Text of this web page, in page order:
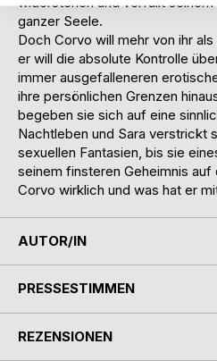
ganzer Seele.
Doch Corvo will mehr von ihr
er will die absolute Kontrolle
immer ausgefalleneren
ihre persönlichen Grenzen
begeben sie sich auf eine
Nachtleben und Sara verstrickt
sexuellen Fantasien, bis sie
seinem finsteren Geheimnis
Corvo wirklich und was hat er
AUTOR/IN
PRESSESTIMMEN
REZENSIONEN